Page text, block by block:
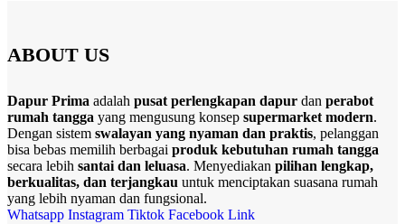
ABOUT US
Dapur Prima adalah pusat perlengkapan dapur dan perabot
rumah tangga yang mengusung konsep supermarket modern.
Dengan sistem swalayan yang nyaman dan praktis, pelanggan
bisa bebas memilih berbagai produk kebutuhan rumah tangga
secara lebih santai dan leluasa. Menyediakan pilihan lengkap,
berkualitas, dan terjangkau untuk menciptakan suasana rumah
yang lebih nyaman dan fungsional.
Whatsapp Instagram Tiktok Facebook Link